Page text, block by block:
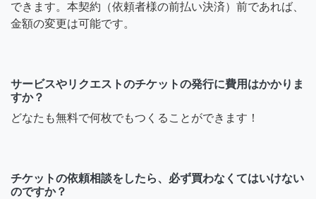
できます。本契約（依頼者様の前払い決済）前であれば、
金額の変更は可能です。
サービスやリクエストのチケットの発行に費用はかかりま
すか？
どなたも無料で何枚でもつくることができます！
チケットの依頼相談をしたら、必ず買わなくてはいけない
のですか？